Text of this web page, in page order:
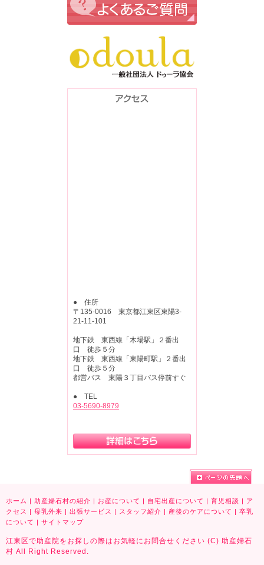
● 住所
〒135-0016 東京都江東区東陽3-
21-11-101
地下鉄 東西線「木場駅」２番出
口 徒歩５分
地下鉄 東西線「東陽町駅」２番出
口 徒歩５分
都営バス 東陽３丁目バス停前すぐ
● TEL
03-5690-8979
ホーム | 助産婦石村の紹介 | お産について | 自宅出産について | 育児相談 | ア
クセス
| 母乳外来 | 出張サービス | スタッフ紹介 | 産後のケアについて | 卒乳
について | サイトマップ
江東区で助産院をお探しの際はお気軽にお問合せください (C) 助産婦石
村 All Right Reserved.